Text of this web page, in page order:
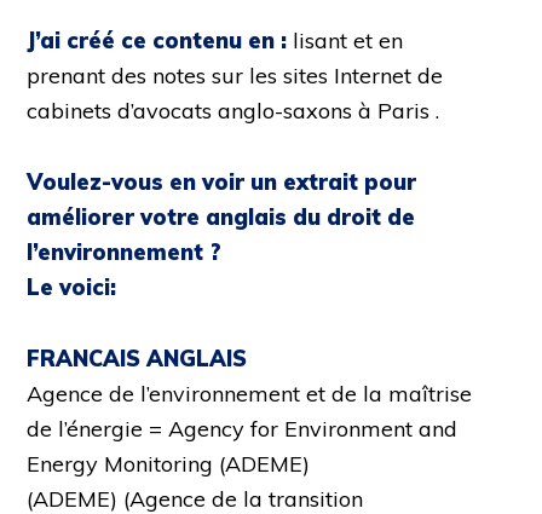
J’ai créé ce contenu en : lisant et en
prenant des notes sur les sites Internet de
cabinets d’avocats anglo-saxons à Paris .
Voulez-vous en voir un extrait pour
améliorer votre anglais du droit de
l’environnement ?
Le voici:
FRANCAIS ANGLAIS
Agence de l’environnement et de la maîtrise
de l’énergie = Agency for Environment and
Energy Monitoring (ADEME)
(ADEME) (Agence de la transition